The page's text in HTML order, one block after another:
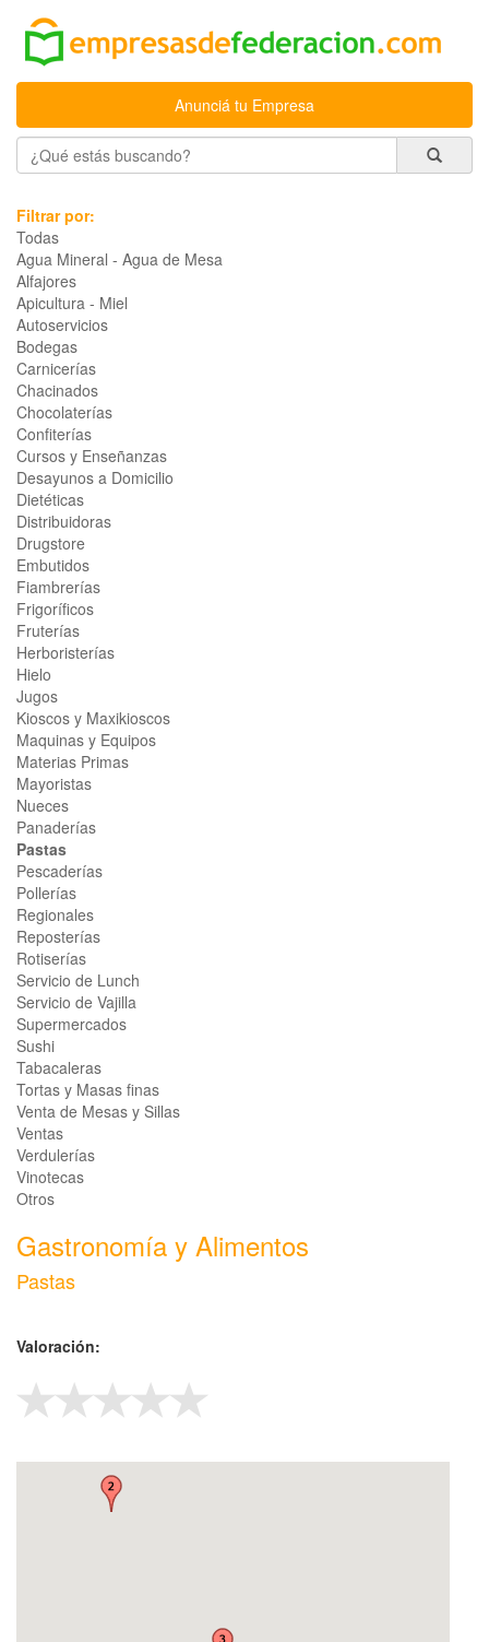
Anunciá tu Empresa
Filtrar por:
Todas
Agua Mineral - Agua de Mesa
Alfajores
Apicultura - Miel
Autoservicios
Bodegas
Carnicerías
Chacinados
Chocolaterías
Confiterías
Cursos y Enseñanzas
Desayunos a Domicilio
Dietéticas
Distribuidoras
Drugstore
Embutidos
Fiambrerías
Frigoríficos
Fruterías
Herboristerías
Hielo
Jugos
Kioscos y Maxikioscos
Maquinas y Equipos
Materias Primas
Mayoristas
Nueces
Panaderías
Pastas
Pescaderías
Pollerías
Regionales
Reposterías
Rotiserías
Servicio de Lunch
Servicio de Vajilla
Supermercados
Sushi
Tabacaleras
Tortas y Masas finas
Venta de Mesas y Sillas
Ventas
Verdulerías
Vinotecas
Otros
Gastronomía y Alimentos
Pastas
Valoración: